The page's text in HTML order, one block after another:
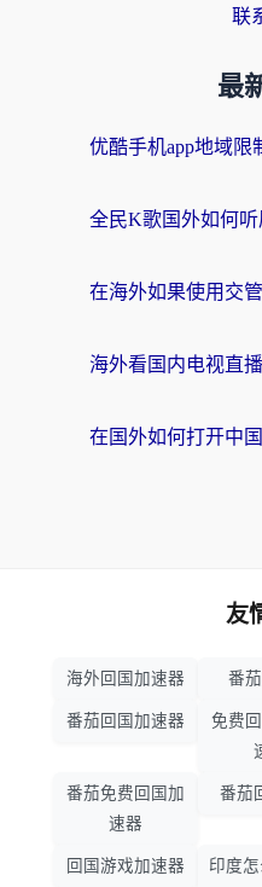
联
最
友
海外回国加速器 番
番茄回国加速器
免费
番茄免费回国加
速器
番茄
回国游戏加速器 印度怎